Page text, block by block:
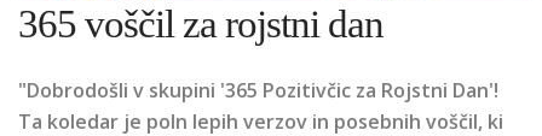
MISLI
365 voščil za rojstni dan
"Dobrodošli v skupini '365 Pozitivčic za Rojstni Dan'!
Ta koledar je poln lepih verzov in posebnih voščil, ki